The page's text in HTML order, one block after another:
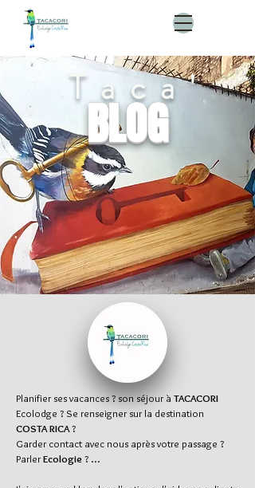
Taca'
BLOG
Planifier ses vacances ? son séjour à TACACORI
Ecolodge ? Se renseigner sur la destination
COSTA RICA?
Garder contact avec nous après votre passage ?
ParlerEcologie ? ...